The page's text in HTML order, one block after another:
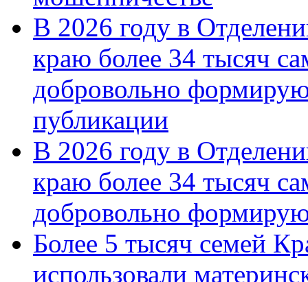
В 2026 году в
краю более 34 тысяч
добровольно
публикации
В 2026 году в
краю более 34 тысяч
добровольно
Более 5 тысяч семей
использовали